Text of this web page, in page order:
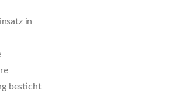
in
besticht